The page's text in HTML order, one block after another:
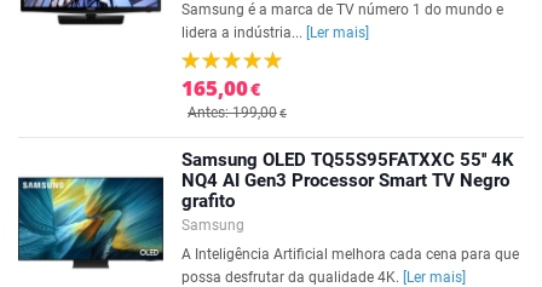
Samsung é a marca de TV número 1 do mundo e
lidera a indústria...
[Ler mais]
165,00€
Antes: 199,00€
Samsung OLED TQ55S95FATXXC 55'' 4K
NQ4 AI Gen3 Processor Smart TV Negro
grafito
Samsung
A Inteligência Artificial melhora cada cena para que
possa desfrutar da qualidade 4K.
[Ler mais]